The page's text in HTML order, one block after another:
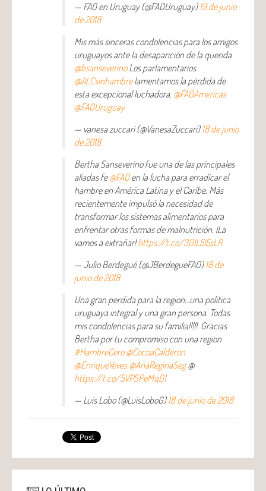
— FAO en Uruguay (@FAOUruguay)19 de junio
de 2018
Mis más sinceras condolencias para los amigos
uruguayos ante la desaparición de la querida
@bsanseverinoLos parlamentarios
@ALCsinhambrelamentamos la pérdida de
esta excepcional luchadora. @FAOAmericas
@FAOUruguay
— vanesa zuccari (@VanesaZuccari)18 de junio
de 2018
Bertha Sanseverino fue una de las principales
aliadas fe@FAOen la lucha para erradicar el
hambre en América Latina y el Caribe. Más
recientemente impulsó la necesidad de
transformar los sistemas alimentarios para
enfrentar otras formas de malnutrición. ¡La
vamos a extrañar!https://t.co/3OIL5I5sLR
— Julio Berdegué (@JBerdegueFAO)18 de
junio de 2018
Una gran perdida para la region…una politica
uruguaya integral y una gran persona. Todas
mis condolencias para su familia!!!!!. Gracias
Bertha por tu compromiso con una region
#HambreCero @CocoaCalderon
@EnriqueYeves @AnaReginaSeg@
https://t.co/5VPSPeMqD1
— Luis Lobo (@LuisLoboG)18 de junio de 2018